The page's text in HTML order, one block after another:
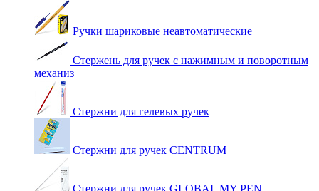
Ручки шариковые неавтоматические
Стержень для ручек с нажимным и поворотным
механиз
Стержни для гелевых ручек
Стержни для ручек CENTRUM
Стержни для ручек GLOBAL MY PEN